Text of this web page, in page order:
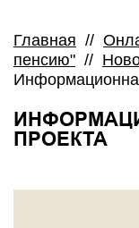
Главная //
пенсию" //
ПРОЕКТА